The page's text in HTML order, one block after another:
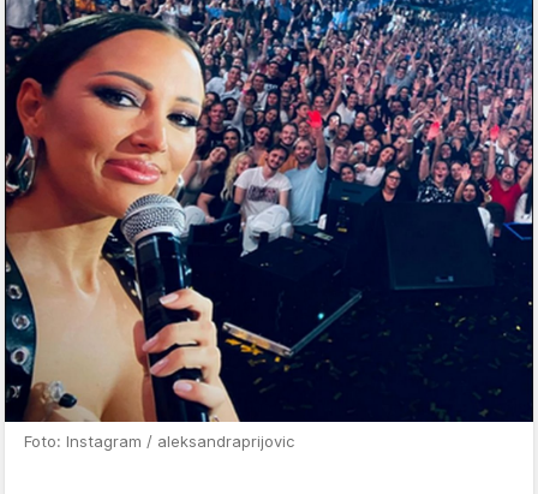
Foto: Instagram / aleksandraprijovic